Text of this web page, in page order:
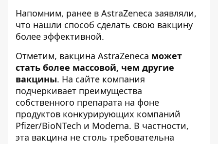
Напомним, ранее в AstraZeneca заявляли,
что нашли способ сделать свою вакцину
более эффективной.
Отметим, вакцина AstraZeneca может
стать более массовой, чем другие
вакцины. На сайте компания
подчеркивает преимущества
собственного препарата на фоне
продуктов конкурирующих компаний
Pfizer/BioNTech и Moderna. В частности,
эта вакцина не столь требовательна